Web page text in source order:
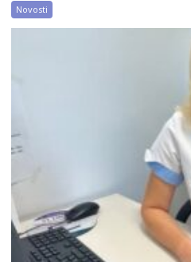
Novosti